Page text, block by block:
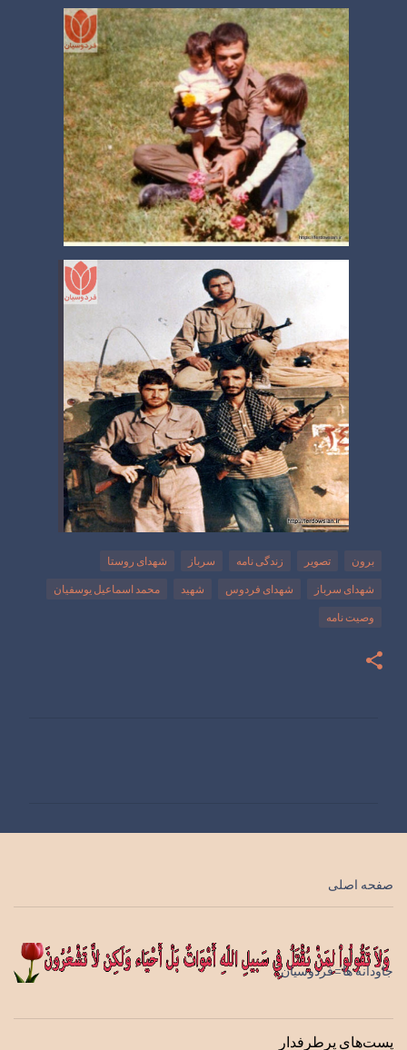
برون تصویر زندگی نامه سرباز شهدای روستا
شهدای سرباز شهدای فردوس شهید محمد اسماعیل یوسفیان
وصیت نامه
صفحه اصلی
جاودانه ها=فردوسیان
پست‌های پرطرفدار